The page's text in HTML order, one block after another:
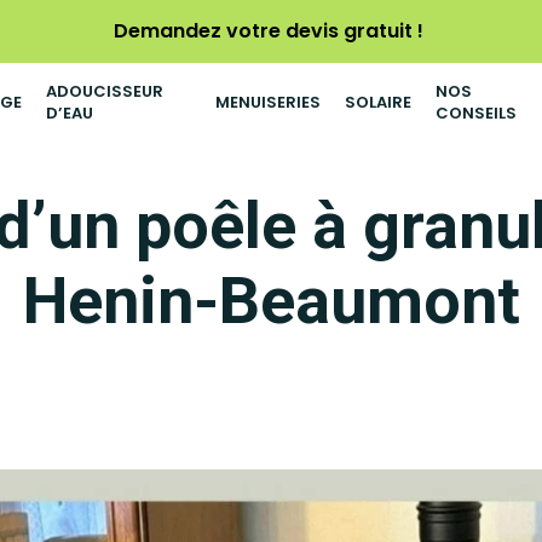
Demandez votre devis gratuit !
ADOUCISSEUR
D’EAU
MENUISERIES SOLAIRE
NOS
CONSEILS
poêle à
Henin-Beaumont